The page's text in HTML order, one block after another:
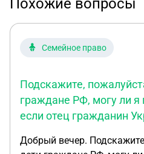
Похожие вопросы
Семейное право
Подскажите,
граждане РФ, могу ли я
если отец гражданин
Добрый вечер.